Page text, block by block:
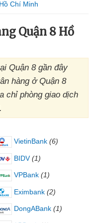
Hồ Chí Minh
Quận 8 Hồ
Quận 8 gần đây
hàng ở Quận 8
chỉ phòng giao dịch
VietinBank (6)
BIDV (1)
VPBank (1)
Eximbank (2)
DongABank (1)